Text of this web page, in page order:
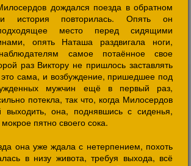
дождался поезда в обратном
и история повторилась. Опять он
место перед сидящими
опять Наташа раздвигала ноги,
самое потаённое свое
раз Виктору не пришлось заставлять
сама, и возбуждение, пришедшее под
мужчин ещё в первый раз,
потекла, так что, когда Милосердов
выходить, она, поднявшись с сиденья,
пятно своего сока.
она уже ждала с нетерпением, похоть
в низу живота, требуя выхода, всё